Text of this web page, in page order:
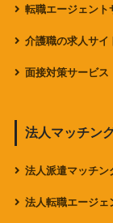
転職エージェント
介護職の求人サイ
面接対策サービス
法人マッチン
法人派遣マッチン
法人転職エージェ